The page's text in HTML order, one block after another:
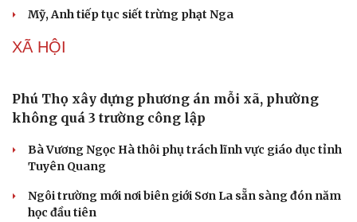
Mỹ, Anh tiếp tục siết trừng phạt Nga
XÃ HỘI